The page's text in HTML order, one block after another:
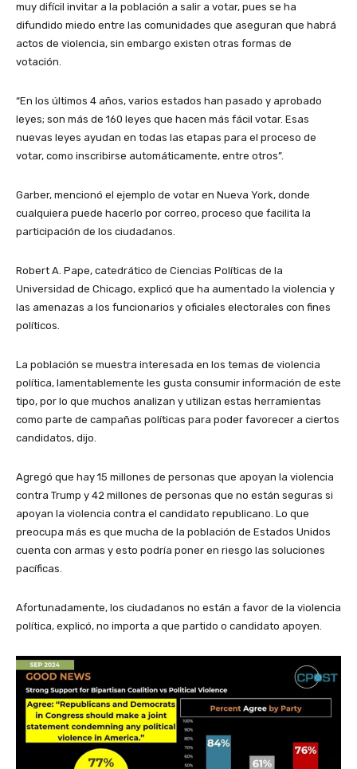
muy difícil invitar a la población a salir a votar, pues se ha
difundido miedo entre las comunidades que aseguran que habrá
actos de violencia, sin embargo existen otras formas de
votación.
“En los últimos 4 años, varios estados han pasado y aprobado
leyes; son más de 160 leyes que hacen más fácil votar. Esas
nuevas leyes ayudan en todas las etapas para el proceso de
votar, como inscribirse automáticamente, entre otros”.
Garber, mencionó el ejemplo de votar en Nueva York, donde
cualquiera puede hacerlo por correo, proceso que facilita la
participación de los ciudadanos.
Robert A. Pape, catedrático de Ciencias Políticas de la
Universidad de Chicago, explicó que ha aumentado la violencia y
las amenazas a los funcionarios y oficiales electorales con fines
políticos.
La población se muestra interesada en los temas de violencia
política, lamentablemente les gusta consumir información de este
tipo, por lo que muchos analizan y utilizan estas herramientas
como parte de campañas políticas para poder favorecer a ciertos
candidatos, dijo.
Agregó que hay 15 millones de personas que apoyan la violencia
contra Trump y 42 millones de personas que no están seguras si
apoyan la violencia contra el candidato republicano. Lo que
preocupa más es que mucha de la población de Estados Unidos
cuenta con armas y esto podría poner en riesgo las soluciones
pacíficas.
Afortunadamente, los ciudadanos no están a favor de la violencia
política, explicó, no importa a que partido o candidato apoyen.